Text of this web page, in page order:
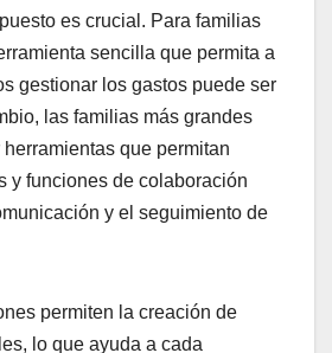
es crucial. Para familias
sencilla que permita a
gestionar los gastos puede ser
las familias más grandes
que permitan
y funciones de colaboración
y el seguimiento de
permiten la creación de
lo que ayuda a cada